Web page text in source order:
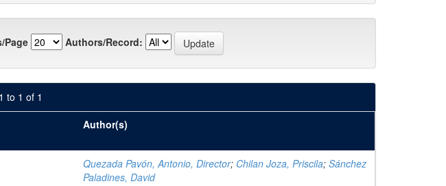
Page Authors/Record:
to 1 of 1
Author(s)
Quezada Pavón, Antonio, Director; Chilan Joza, Priscila; Sánchez
Paladines, David